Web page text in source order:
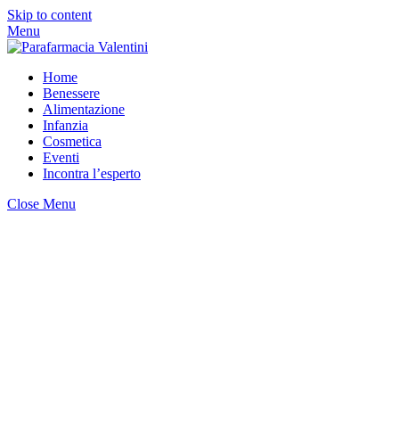
Skip to content
Menu
Home
Benessere
Alimentazione
Infanzia
Cosmetica
Eventi
Incontra l’esperto
Close Menu